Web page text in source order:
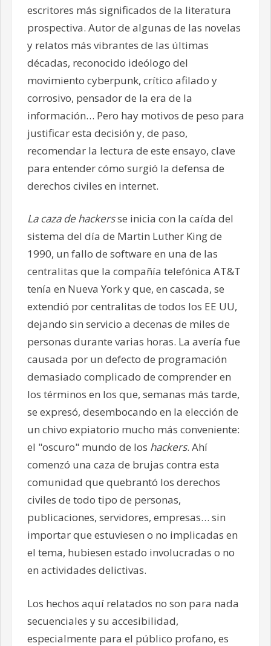
escritores más significados de la literatura
prospectiva. Autor de algunas de las novelas
y relatos más vibrantes de las últimas
décadas, reconocido ideólogo del
movimiento cyberpunk, crítico afilado y
corrosivo, pensador de la era de la
información… Pero hay motivos de peso para
justificar esta decisión y, de paso,
recomendar la lectura de este ensayo, clave
para entender cómo surgió la defensa de
derechos civiles en internet.
La caza de hackersse inicia con la caída del
sistema del día de Martin Luther King de
1990, un fallo de software en una de las
centralitas que la compañía telefónica AT&T
tenía en Nueva York y que, en cascada, se
extendió por centralitas de todos los EE UU,
dejando sin servicio a decenas de miles de
personas durante varias horas. La avería fue
causada por un defecto de programación
demasiado complicado de comprender en
los términos en los que, semanas más tarde,
se expresó, desembocando en la elección de
un chivo expiatorio mucho más conveniente:
el "oscuro" mundo de los hackers. Ahí
comenzó una caza de brujas contra esta
comunidad que quebrantó los derechos
civiles de todo tipo de personas,
publicaciones, servidores, empresas… sin
importar que estuviesen o no implicadas en
el tema, hubiesen estado involucradas o no
en actividades delictivas.
Los hechos aquí relatados no son para nada
secuenciales y su accesibilidad,
especialmente para el público profano, es